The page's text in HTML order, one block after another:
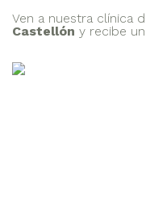
Ven a nuestra clínica
Castellón y recibe